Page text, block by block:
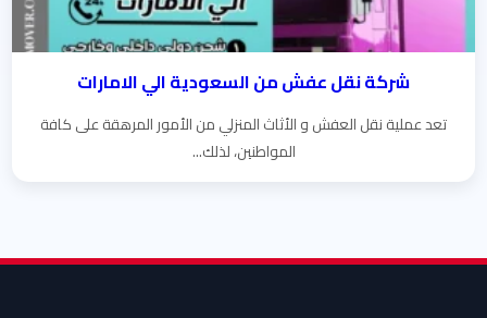
شركة نقل عفش من السعودية الي الامارات
تعد عملية نقل العفش و الأثاث المنزلي من الأمور المرهقة على كافة
المواطنين، لذلك...